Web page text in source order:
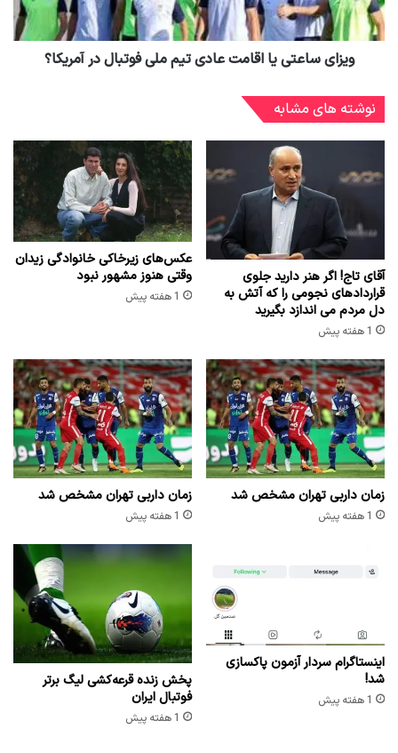
ویزای ساعتی یا اقامت عادی تیم‌ ملی فوتبال در آمریکا؟
نوشته های مشابه
آقای تاج! اگر هنر دارید جلوی
قراردادهای نجومی را که آتش به
دل مردم می اندازد بگیرید
1 هفته پیش
عکس‌های زیرخاکی خانوادگی زیدان
وقتی هنوز مشهور نبود
1 هفته پیش
زمان داربی تهران مشخص شد
1 هفته پیش
زمان داربی تهران مشخص شد
1 هفته پیش
اینستاگرام سردار آزمون پاکسازی
شد!
1 هفته پیش
پخش زنده قرعه‌کشی لیگ برتر
فوتبال ایران
1 هفته پیش